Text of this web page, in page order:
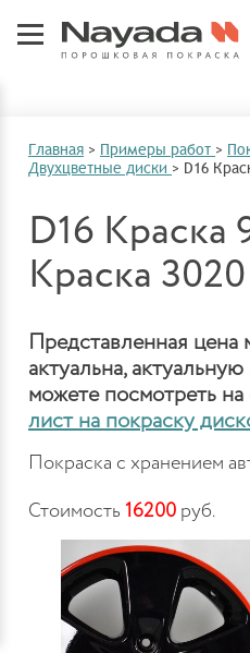
Главная > Примеры работ >
Двухцветные диски > D16
D16 Краска
Краска 3020
Представленная
актуальна,
можете посмотреть на
лист на покраску
Покраска с хранением
Стоимость 16200 руб.